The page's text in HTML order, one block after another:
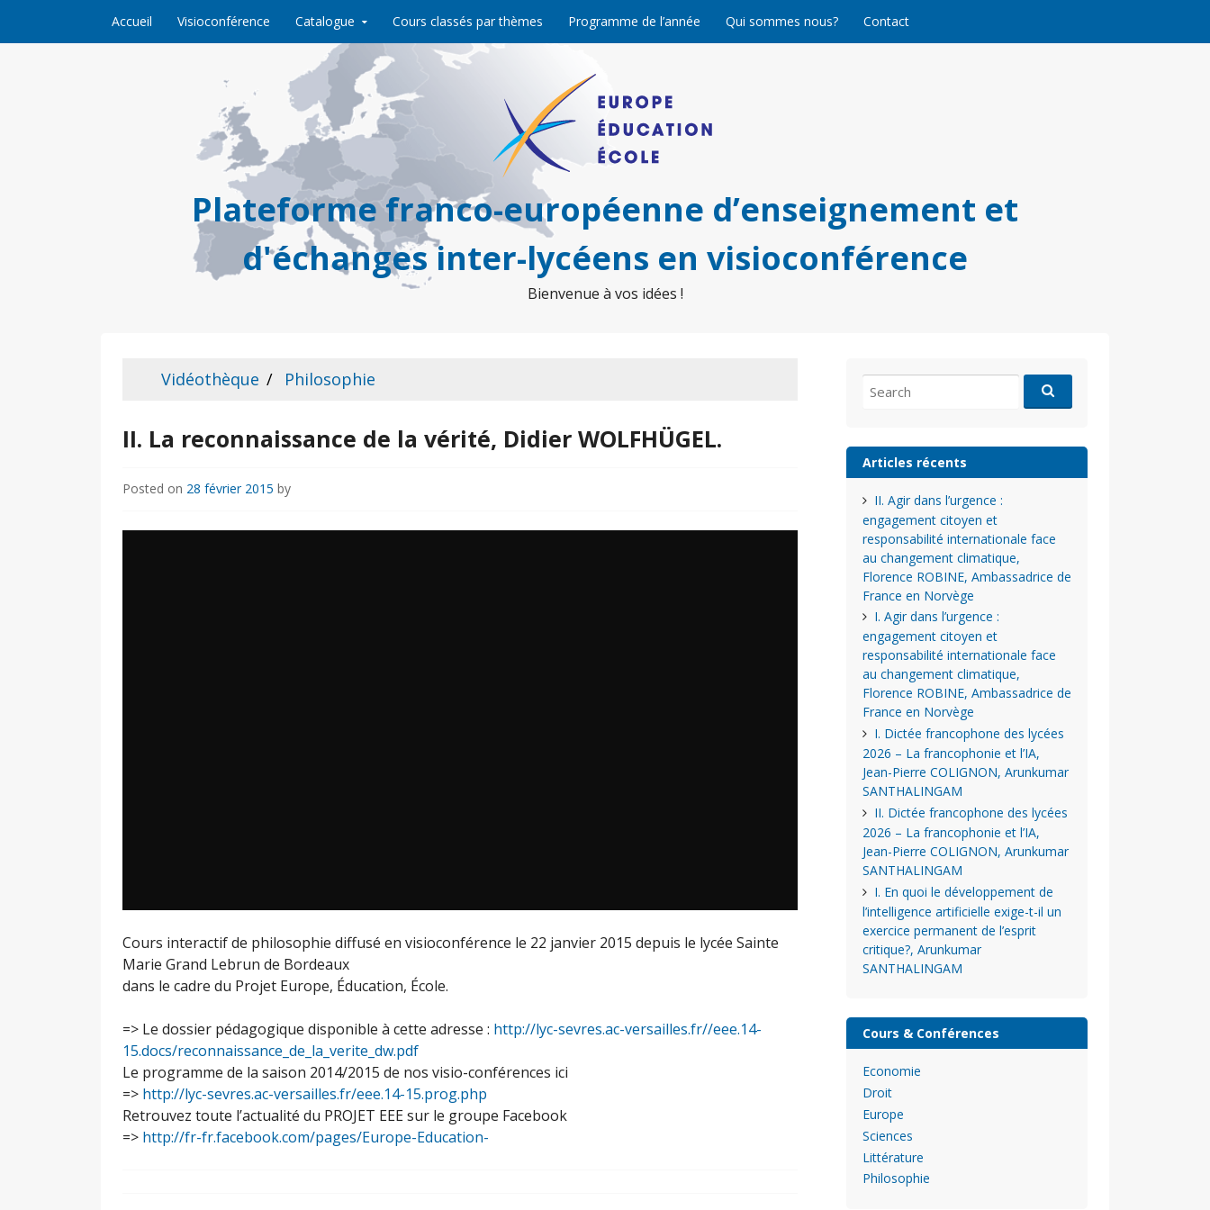
Accueil Visioconférence Catalogue Cours classés par thèmes Programme de l’année Qui sommes nous? Contact
Plateforme franco-européenne d’enseignement et
d'échanges inter-lycéens en visioconférence
Bienvenue à vos idées !
Vidéothèque Philosophie
II. La reconnaissance de la vérité, Didier WOLFHÜGEL.
Posted on 28 février 2015 by
Cours interactif de philosophie diffusé en visioconférence le 22 janvier 2015 depuis le lycée Sainte
Marie Grand Lebrun de Bordeaux
dans le cadre du Projet Europe, Éducation, École.
=> Le dossier pédagogique disponible à cette adresse : http://lyc-sevres.ac-versailles.fr//eee.14-
15.docs/reconnaissance_de_la_verite_dw.pdf
Le programme de la saison 2014/2015 de nos visio-conférences ici
=> http://lyc-sevres.ac-versailles.fr/eee.14-15.prog.php
Retrouvez toute l’actualité du PROJET EEE sur le groupe Facebook
=> http://fr-fr.facebook.com/pages/Europe-Education-
for:
Articles récents
II. Agir dans l’urgence :
engagement citoyen et
responsabilité internationale face
au changement climatique,
Florence ROBINE, Ambassadrice de
France en Norvège
I. Agir dans l’urgence :
engagement citoyen et
responsabilité internationale face
au changement climatique,
Florence ROBINE, Ambassadrice de
France en Norvège
I. Dictée francophone des lycées
2026 – La francophonie et l’IA,
Jean-Pierre COLIGNON, Arunkumar
SANTHALINGAM
II. Dictée francophone des lycées
2026 – La francophonie et l’IA,
Jean-Pierre COLIGNON, Arunkumar
SANTHALINGAM
I. En quoi le développement de
l’intelligence artificielle exige-t-il un
exercice permanent de l’esprit
critique?, Arunkumar
SANTHALINGAM
Cours & Conférences
Economie
Droit
Europe
Sciences
Littérature
Philosophie